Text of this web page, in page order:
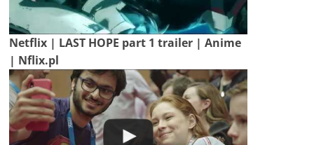
Netflix | LAST HOPE part 1 trailer | Anime
| Nflix.pl